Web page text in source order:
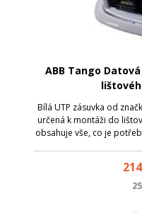
ABB Tango Datová
Bílá UTP zásuvka od
určená k montáži do
obsahuje vše, co je
214